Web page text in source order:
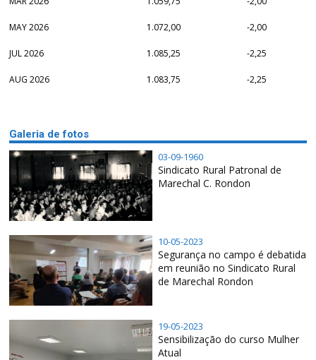
MAY 2026 1.072,00 -2,00
JUL 2026 1.085,25 -2,25
AUG 2026 1.083,75 -2,25
Galeria de fotos
03-09-1960
Sindicato Rural Patronal de
Marechal C. Rondon
10-05-2023
Segurança no campo é debatida
em reunião no Sindicato Rural
de Marechal Rondon
19-05-2023
Sensibilização do curso Mulher
Atual